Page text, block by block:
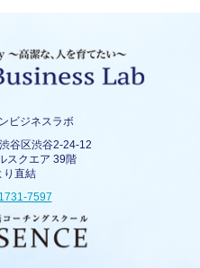
ビジネスラボ
谷区渋谷2-24-12
スクエア 39階
り直結
7597